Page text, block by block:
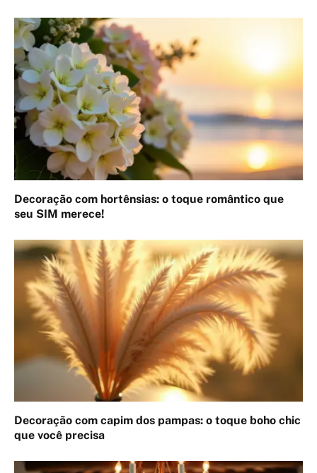
Decoração com hortênsias: o toque romântico que
seu SIM merece!
Decoração com capim dos pampas: o toque boho chic
que você precisa